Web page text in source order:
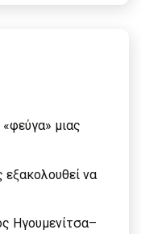
μιας
να
Ηγουμενίτσα–